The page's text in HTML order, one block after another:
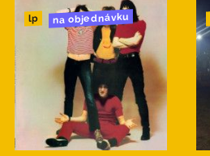
lp na objednávku